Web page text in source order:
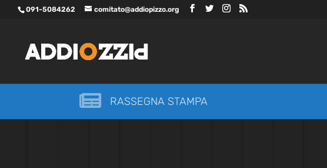
091-5084262 comitato@addiopizzo.org
 RASSEGNA STAMPA